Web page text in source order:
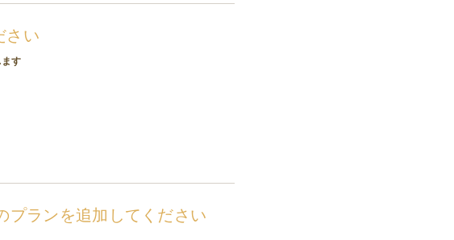
さい
す
プランを追加してください